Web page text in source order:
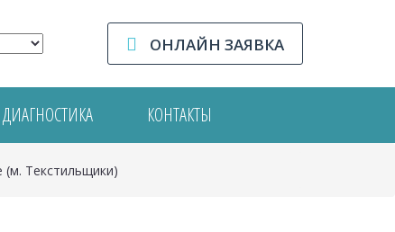
ОНЛАЙН ЗАЯВКА
ДИАГНОСТИКА КОНТАКТЫ
(м. Текстильщики)